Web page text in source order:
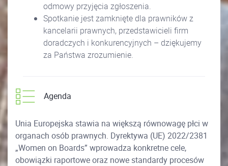
odmowy przyjęcia zgłoszenia.
Spotkanie jest zamknięte dla prawników z
kancelarii prawnych, przedstawicieli firm
doradczych i konkurencyjnych – dziękujemy
za Państwa zrozumienie.
Agenda
Unia Europejska stawia na większą równowagę płci w
organach osób prawnych. Dyrektywa (UE) 2022/2381
„Women on Boards” wprowadza konkretne cele,
obowiązki raportowe oraz nowe standardy procesów